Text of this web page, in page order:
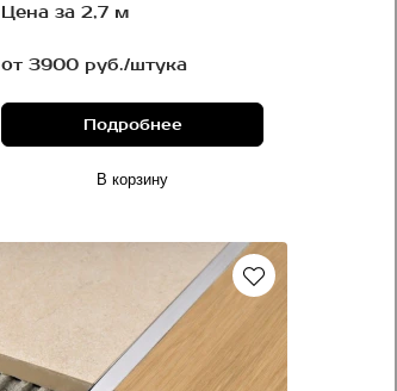
Цена за 2,7 м
от 3900 руб./штука
Подробнее
В корзину